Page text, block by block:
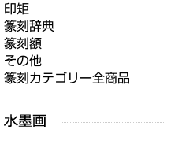
印矩
篆刻辞典
篆刻額
その他
篆刻カテゴリー全商品